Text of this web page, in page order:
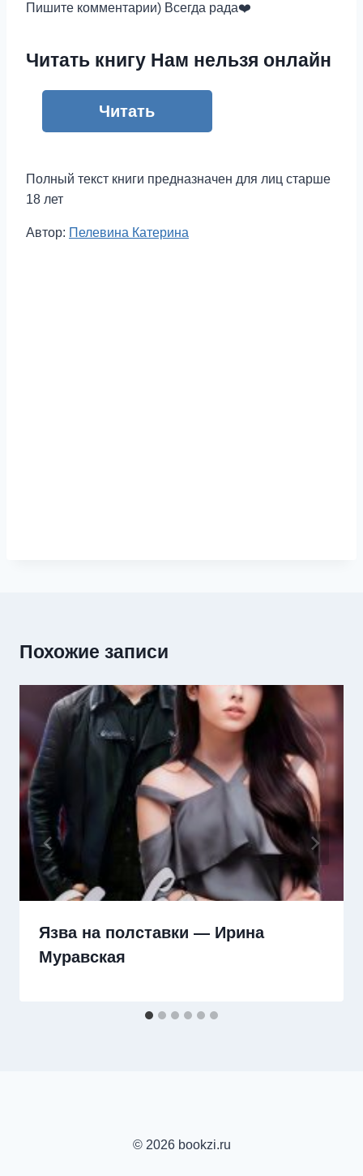
Пишите комментарии) Всегда рада‍❤️‍
Читать книгу Нам нельзя онлайн
Читать
Полный текст книги предназначен для лиц старше
18 лет
Метки
Автор: Пелевина Катерина
Похожие записи
Язва на полставки — Ирина
Муравская
© 2026 bookzi.ru